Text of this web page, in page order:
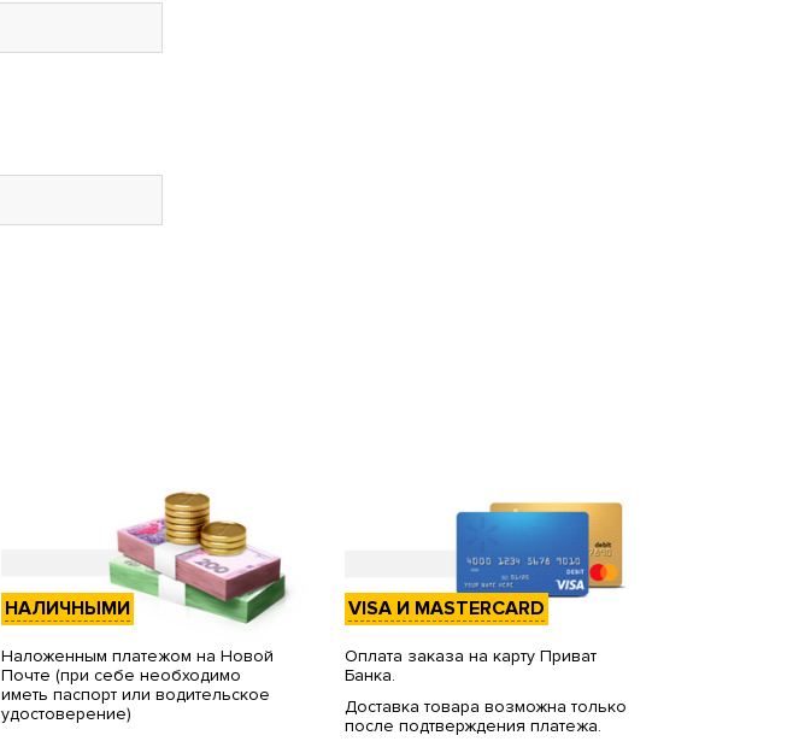
НАЛИЧНЫМИ
Наложенным платежом на Новой
Почте (при себе необходимо
иметь паспорт или водительское
удостоверение)
VISA И MASTERCARD
Оплата заказа на карту Приват
Банка.
Доставка товара возможна только
после подтверждения платежа.